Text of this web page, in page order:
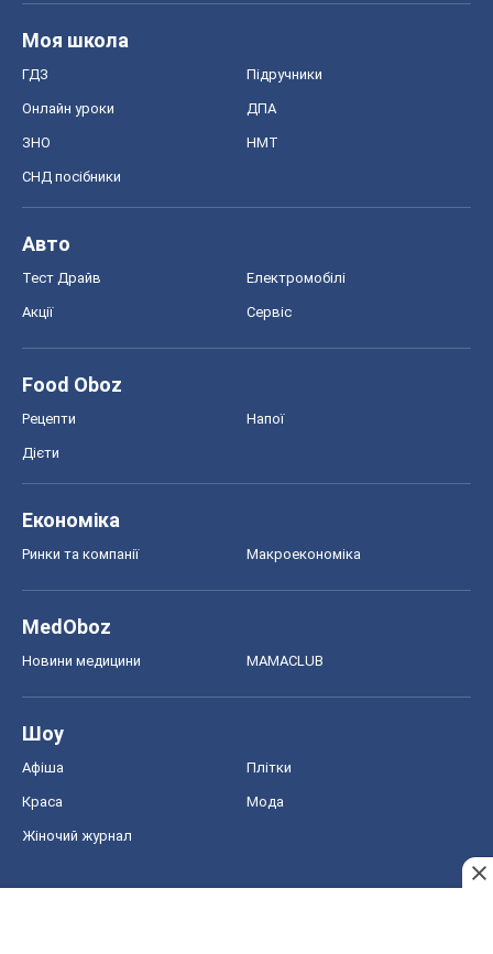
Моя школа
ГДЗ Підручники
Онлайн уроки ДПА
ЗНО НМТ
СНД посібники
Авто
Тест Драйв Електромобілі
Акції Сервіс
Food Oboz
Рецепти Напої
Дієти
Економіка
Ринки та компанії Макроекономіка
MedOboz
Новини медицини MAMACLUB
Шоу
Афіша Плітки
Краса Мода
Жіночий журнал